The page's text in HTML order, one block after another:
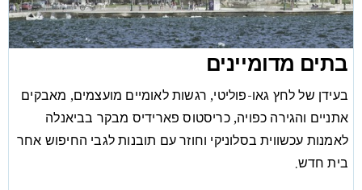
בתים מדומיינים
בעידן של לחץ גאו-פוליטי, רגשות לאומיים מועצמים, מאבקים
אתניים והגירה כפויה, כריסטוס פארידיס מבקר בביאנלה
לאמנות עכשווית בסלוניקי וחוזר עם תובנות לגבי החיפוש אחר
בית חדש.